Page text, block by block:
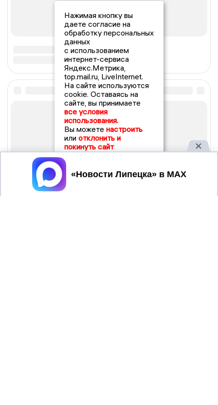
Нажимая кнопку вы
даете согласие на
обработку персональных
данных
с использованием
интернет-сервиса
Яндекс.Метрика,
top.mail.ru, LiveInternet.
На сайте используются
cookie. Оставаясь на
сайте, вы принимаете
все условия
использования.
Вы можете настроить
или отклонить и
покинуть сайт
Принять